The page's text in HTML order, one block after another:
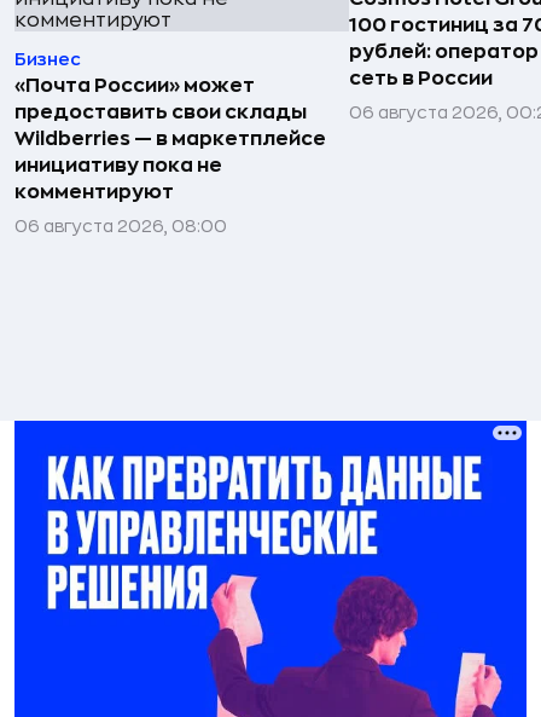
Бизнес
«Почта России» может
предоставить свои склады
Wildberries — в маркетплейсе
инициативу пока не
комментируют
06 августа 2026, 08:00
100 гостиниц за
рублей:
сеть в России
06 августа 2026,